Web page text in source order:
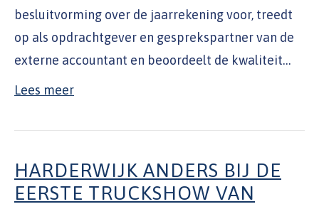
besluitvorming over de jaarrekening voor, treedt
op als opdrachtgever en gesprekspartner van de
externe accountant en beoordeelt de kwaliteit…
Lees meer
HARDERWIJK ANDERS BIJ DE
EERSTE TRUCKSHOW VAN